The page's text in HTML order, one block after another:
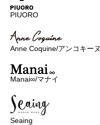
PIUORO
Anne Coquine/アンコキーヌ
Manai∞/マナイ
Seaing